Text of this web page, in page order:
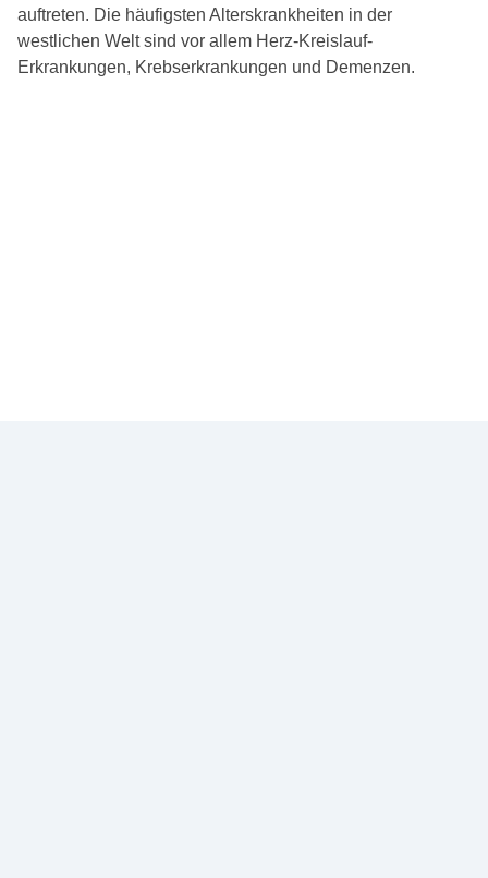
auftreten. Die häufigsten Alterskrankheiten in der
westlichen Welt sind vor allem Herz-Kreislauf-
Erkrankungen, Krebserkrankungen und Demenzen.